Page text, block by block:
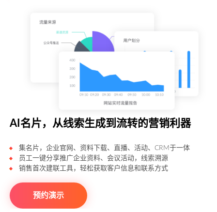
AI名片，从线索生成到流转的营销利器
集名片，企业官网、资料下载、直播、活动、CRM于一体
员工一键分享推广企业资料、会议活动，线索溯源
销售首次建联工具，轻松获取客户信息和联系方式
预约演示